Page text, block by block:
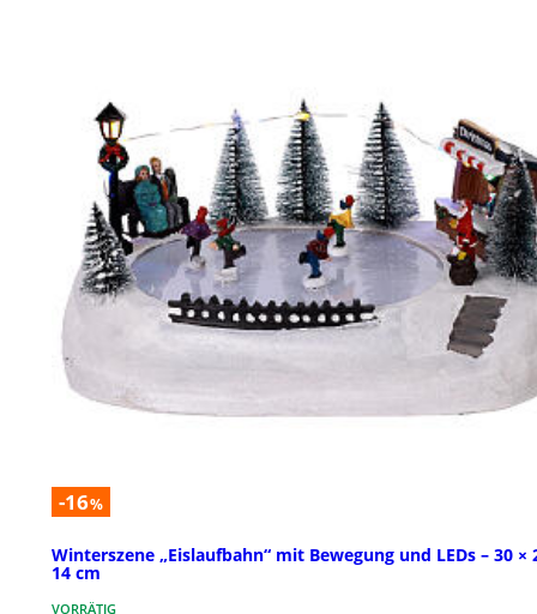
-16%
Winterszene „Eislaufbahn“ mit Bewegung und LEDs – 30 ×
14 cm
VORRÄTIG